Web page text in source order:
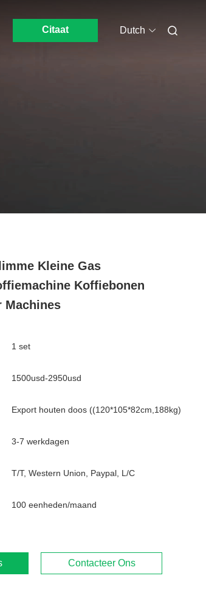
Citaat Dutch
Kleine Gas
Koffiebonen
Machines
1 set
1500usd-2950usd
Export houten doos ((120*105*82cm,188kg)
3-7 werkdagen
T/T, Western Union, Paypal, L/C
100 eenheden/maand
Contacteer Ons